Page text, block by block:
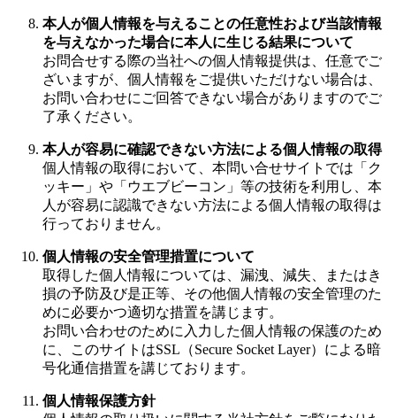
本人が個人情報を与えることの任意性および当該情報
を与えなかった場合に本人に生じる結果について
お問合せする際の当社への個人情報提供は、任意でご
ざいますが、個人情報をご提供いただけない場合は、
お問い合わせにご回答できない場合がありますのでご
了承ください。
本人が容易に確認できない方法による個人情報の取得
個人情報の取得において、本問い合せサイトでは「ク
ッキー」や「ウエブビーコン」等の技術を利用し、本
人が容易に認識できない方法による個人情報の取得は
行っておりません。
個人情報の安全管理措置について
取得した個人情報については、漏洩、減失、またはき
損の予防及び是正等、その他個人情報の安全管理のた
めに必要かつ適切な措置を講じます。
お問い合わせのために入力した個人情報の保護のため
に、このサイトはSSL（Secure Socket Layer）による暗
号化通信措置を講じております。
個人情報保護方針